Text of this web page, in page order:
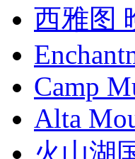
西雅图
Camp
Alta
火山湖